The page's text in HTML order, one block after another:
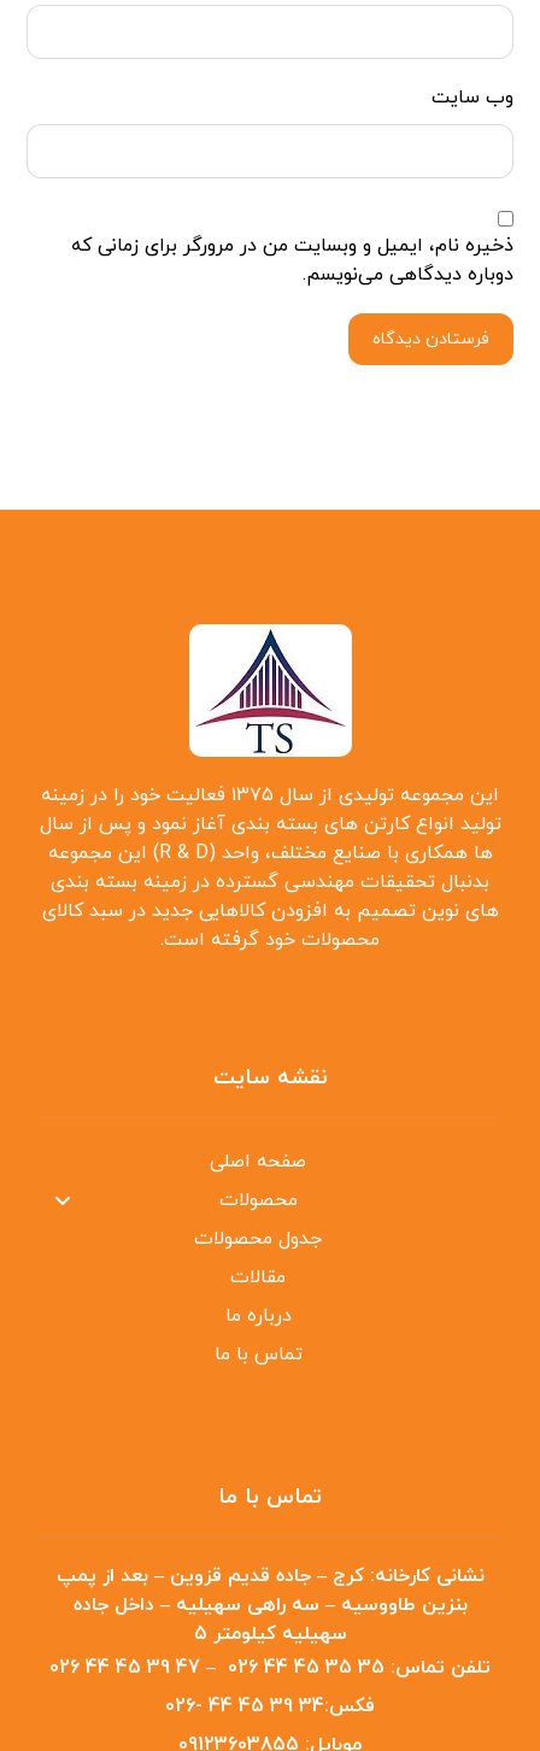
وب‌ سایت
ذخیره نام، ایمیل و وبسایت من در مرورگر برای زمانی که
دوباره دیدگاهی می‌نویسم.
فرستادن دیدگاه
این مجموعه تولیدی از سال ۱۳۷۵ فعالیت خود را در زمینه
تولید انواع کارتن ‌های بسته بندی آغاز نمود و پس از سال
‌ها همکاری با صنایع مختلف، واحد (R & D) این مجموعه
بدنبال تحقیقات مهندسی گسترده در زمینه بسته بندی
‌های نوین تصمیم به افزودن کالاهایی جدید در سبد کالای
محصولات خود گرفته است.
نقشه سایت
صفحه اصلی
محصولات
جدول محصولات
مقالات
درباره ما
تماس با ما
تماس با ما
نشانی کارخانه:کرج – جاده قدیم قزوین – بعد از پمپ
بنزین طاووسیه – سه راهی سهیلیه – داخل جاده
سهیلیه کیلومتر 5
تلفن تماس: 35 35 45 44 026
–
47 39 45 44 026
فکس:34 39 45 44 -026
موبایل: 09123603855